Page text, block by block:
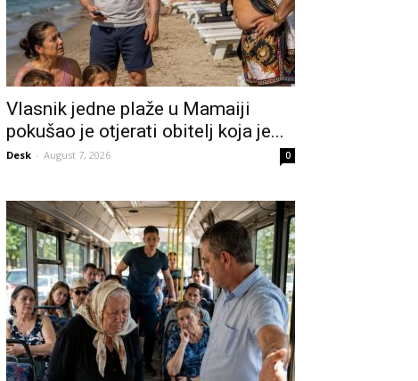
Vlasnik jedne plaže u Mamaiji
pokušao je otjerati obitelj koja je...
Desk - August 7, 2026 0